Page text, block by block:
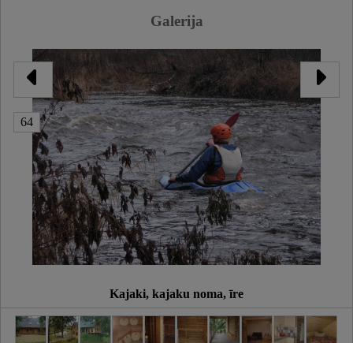
Galerija
64
Kajaki, kajaku noma, īre